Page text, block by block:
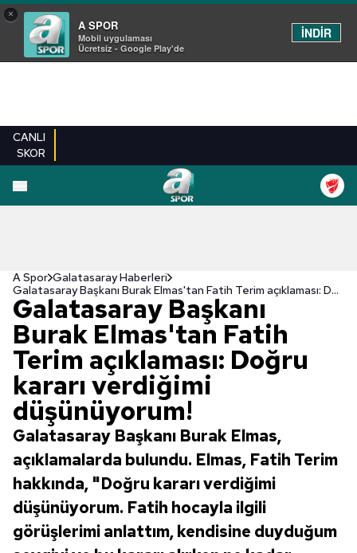
×
A SPOR
Mobil uygulaması
Ücretsiz - Google Play'de
İNDİR
CANLI
SKOR
A Spor Galatasaray Haberleri
Galatasaray Başkanı Burak Elmas'tan Fatih Terim açıklaması: Doğru kararı verdiğimi düşünüyorum!
Galatasaray Başkanı
Burak Elmas'tan Fatih
Terim açıklaması: Doğru
kararı verdiğimi
düşünüyorum!
Galatasaray Başkanı Burak Elmas,
açıklamalarda bulundu. Elmas, Fatih Terim
hakkında, "Doğru kararı verdiğimi
düşünüyorum. Fatih hocayla ilgili
görüşlerimi anlattım, kendisine duyduğum